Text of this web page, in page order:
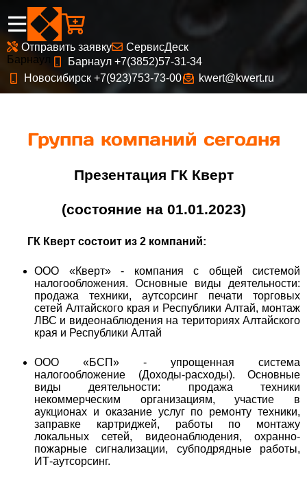
Отправить заявку
СервисДеск
Барнаул
Барнаул +7(3852)57-31-34
Новосибирск +7(923)753-73-00 kwert@kwert.ru

Группа компаний сегодня
Презентация ГК Кверт
(состояние на 01.01.2023)
ГК Кверт состоит из 2 компаний:
ООО «Кверт» - компания с общей системой
налогообложения. Основные виды деятельности:
продажа техники, аутсорсинг печати торговых
сетей Алтайского края и Республики Алтай, монтаж
ЛВС и видеонаблюдения на териториях Алтайского
края и Республики Алтай
ООО «БСП» - упрощенная система
налогообложение (Доходы-расходы). Основные
виды деятельности: продажа техники
некоммерческим организациям, участие в
аукционах и оказание услуг по ремонту техники,
заправке картриджей, работы по монтажу
локальных сетей, видеонаблюдения, охранно-
пожарные сигнализации, субподрядные работы,
ИТ-аутсорсинг.